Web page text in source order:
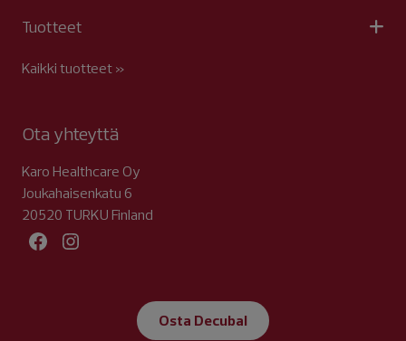
Tuotteet
Kaikki tuotteet »
Ota yhteyttä
Karo Healthcare Oy
Joukahaisenkatu 6
20520 TURKU Finland
FacebookInstagram
Osta Decubal